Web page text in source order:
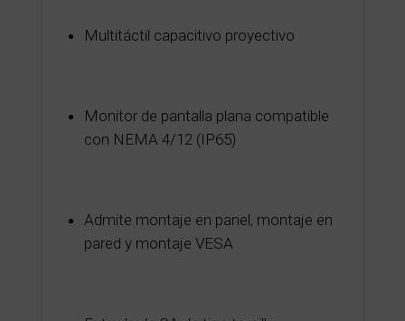
Multitáctil capacitivo proyectivo
Monitor de pantalla plana compatible
con NEMA 4/12 (IP65)
Admite montaje en panel, montaje en
pared y montaje VESA